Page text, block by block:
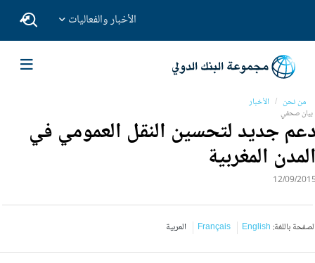
الأخبار والفعاليات
من نحن الأخبار
بيان صحفي
جديد لتحسين النقل العمومي في
المغربية
12/09/
باللغة:English
Français العربية